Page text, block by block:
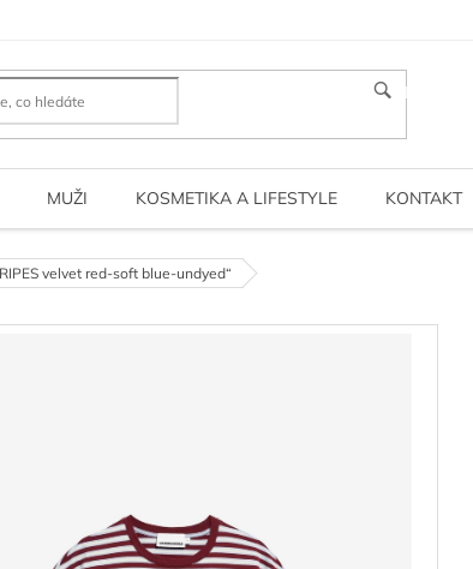
HLEDAT
MUŽI KOSMETIKA A LIFESTYLE KONTAKT
velvet red-soft blue-undyed“